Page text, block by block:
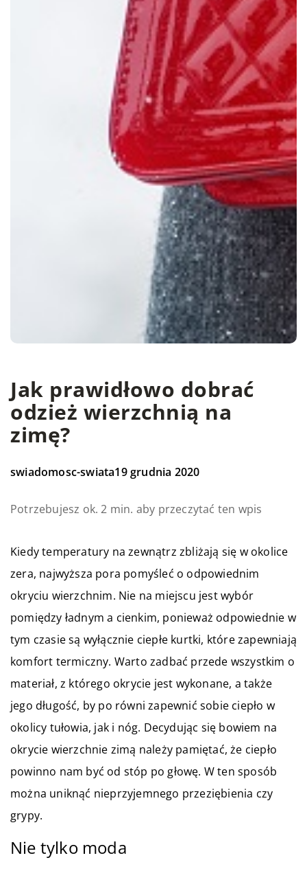
Jak prawidłowo dobrać
odzież wierzchnią na
zimę?
swiadomosc-swiata19 grudnia 2020
Potrzebujesz ok. 2 min. aby przeczytać ten wpis
Kiedy temperatury na zewnątrz zbliżają się w okolice
zera, najwyższa pora pomyśleć o odpowiednim
okryciu wierzchnim. Nie na miejscu jest wybór
pomiędzy ładnym a cienkim, ponieważ odpowiednie w
tym czasie są wyłącznie ciepłe kurtki, które zapewniają
komfort termiczny. Warto zadbać przede wszystkim o
materiał, z którego okrycie jest wykonane, a także
jego długość, by po równi zapewnić sobie ciepło w
okolicy tułowia, jak i nóg. Decydując się bowiem na
okrycie wierzchnie zimą należy pamiętać, że ciepło
powinno nam być od stóp po głowę. W ten sposób
można uniknąć nieprzyjemnego przeziębienia czy
grypy.
Nie tylko moda